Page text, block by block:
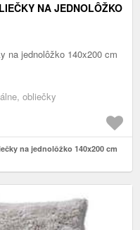
NA JEDNOLÔŽKO
na jednolôžko 140x200 cm
obliečky
na jednolôžko 140x200 cm